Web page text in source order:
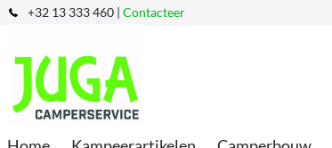
+32 13 333 460 | Contacteer